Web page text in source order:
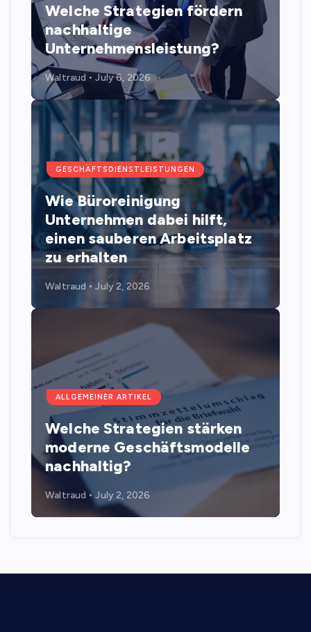
Welche Strategien fördern
nachhaltige
Unternehmensleistung?
Waltraud July 6, 2026
GESCHÄFTSDIENSTLEISTUNGEN
Wie Büroreinigung
Unternehmen dabei hilft,
einen sauberen Arbeitsplatz
zu erhalten
Waltraud July 2, 2026
ALLGEMEINER ARTIKEL
Welche Strategien stärken
moderne Geschäftsmodelle
nachhaltig?
Waltraud July 2, 2026